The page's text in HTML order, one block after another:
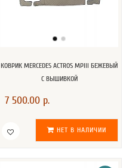
КОВРИК MERCEDES ACTROS MPIII БЕЖЕВЫЙ
С ВЫШИВКОЙ
7 500.00 р.
НЕТ В НАЛИЧИИ